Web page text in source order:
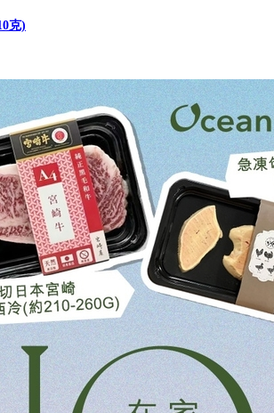
克)